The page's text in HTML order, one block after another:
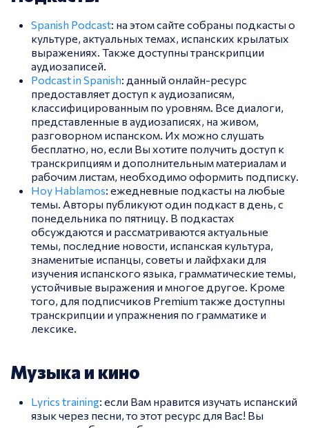
Spanish Podcast: на этом сайте собраны подкасты о
культуре, актуальных темах, испанских крылатых
выражениях. Также доступны транскрипции
аудиозаписей.
Podcast in Spanish: данный онлайн-ресурс
предоставляет доступ к аудиозаписям,
классифицированным по уровням. Все диалоги,
представленные в аудиозаписях, на живом,
разговорном испанском. Их можно слушать
бесплатно, но, если Вы хотите получить доступ к
транскрипциям и дополнительным материалам и
рабочим листам, необходимо оформить подписку.
Hoy Hablamos: ежедневные подкасты на любые
темы. Авторы публикуют один подкаст в день, с
понедельника по пятницу. В подкастах
обсуждаются и рассматриваются актуальные
темы, последние новости, испанская культура,
знаменитые испанцы, советы и лайфхаки для
изучения испанского языка, грамматические темы,
устойчивые выражения и многое другое. Кроме
того, для подписчиков Premium также доступны
транскрипции и упражнения по грамматике и
лексике.
Музыка и кино
Lyrics training: если Вам нравится изучать испанский
язык через песни, то этот ресурс для Вас! Вы